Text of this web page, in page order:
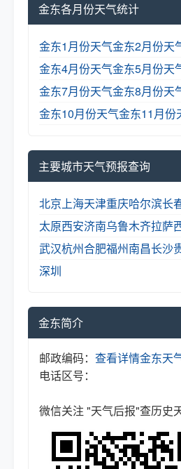
金东各月份天气统计
金东1月份天气金东2月份天
金东4月份天气金东5月份天
金东7月份天气金东8月份天
金东10月份天气金东11月份
主要城市天气预报查询
北京上海天津重庆哈尔滨长
太原西安济南乌鲁木齐拉萨
武汉杭州合肥福州南昌长沙
深圳
金东简介
邮政编码：
电话区号：
查看详情金东天
微信关注 "天气后报"查历史